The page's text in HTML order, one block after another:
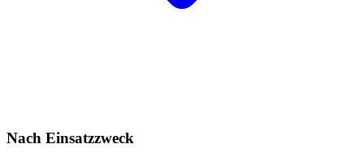
Nach Einsatzzweck